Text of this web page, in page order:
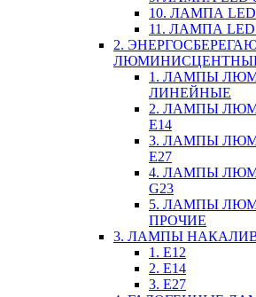
10. ЛАМПА LED
11. ЛАМПА LED
2.
1. ЛАМПЫ
ЛИНЕЙНЫЕ
2. ЛАМПЫ
E14
3. ЛАМПЫ
E27
4. ЛАМПЫ
G23
5. ЛАМПЫ
ПРОЧИЕ
3. ЛАМПЫ
1. E12
2. Е14
3. Е27